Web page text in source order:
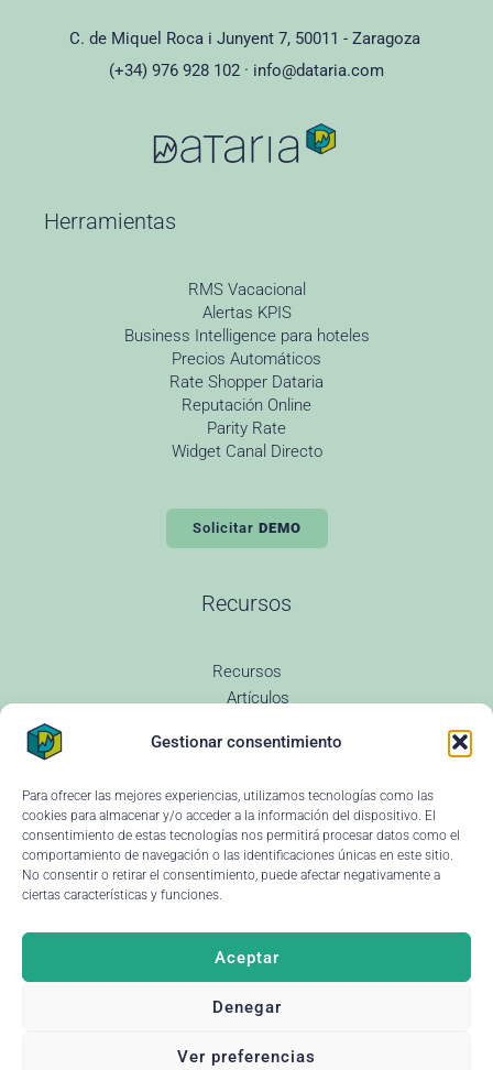
Gestionar consentimiento
Para ofrecer las mejores experiencias, utilizamos tecnologías como las
cookies para almacenar y/o acceder a la información del dispositivo. El
consentimiento de estas tecnologías nos permitirá procesar datos como el
comportamiento de navegación o las identificaciones únicas en este sitio.
No consentir o retirar el consentimiento, puede afectar negativamente a
ciertas características y funciones.
Aceptar
Denegar
Ver preferencias
C. de Miquel Roca i Junyent 7, 50011 - Zaragoza
(+34) 976 928 102 · info@dataria.com
Herramientas
RMS Vacacional
Alertas KPIS
Business Intelligence para hoteles
Precios Automáticos
Rate Shopper Dataria
Reputación Online
Parity Rate
Widget Canal Directo
Solicitar DEMO
Recursos
Recursos
Artículos
Revenue Management
Glosario Revenue
Preguntas Frecuentes
Changelog
Instituciones educativas
Ayuda y soporte
Deja tu reseña ↗